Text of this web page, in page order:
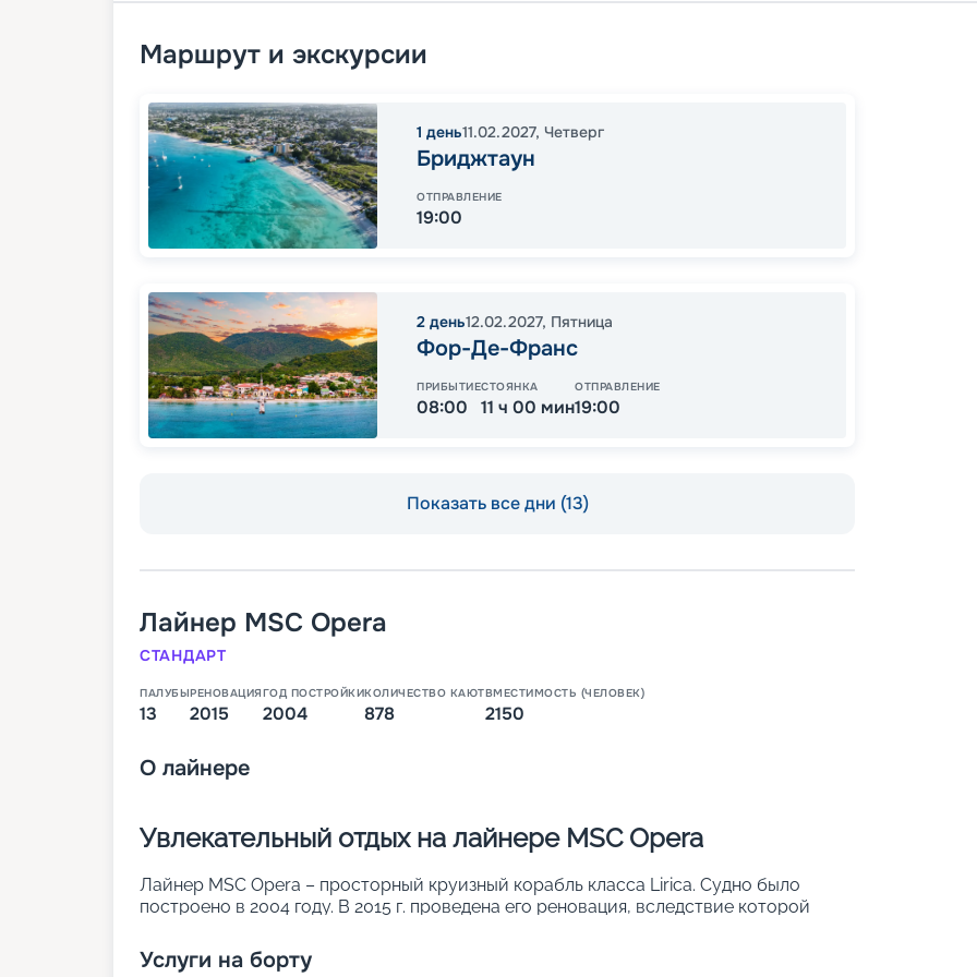
Маршрут и экскурсии
1 день11.02.2027, Четверг
Бриджтаун
ОТПРАВЛЕНИЕ
19:00
2 день12.02.2027, Пятница
Фор-Де-Франс
ПРИБЫТИЕ
08:00
СТОЯНКА
11 ч 00 мин
ОТПРАВЛЕНИЕ
19:00
Показать все дни (13)
Лайнер MSC Opera
СТАНДАРТ
ПАЛУБЫ
13
РЕНОВАЦИЯ
2015
ГОД ПОСТРОЙКИ
2004
КОЛИЧЕСТВО КАЮТ
878
ВМЕСТИМОСТЬ (ЧЕЛОВЕК)
2150
О лайнере
Увлекательный отдых на лайнере MSC Opera
Лайнер MSC Opera – просторный круизный корабль класса Lirica. Судно было
построено в 2004 году. В 2015 г. проведена его реновация, вследствие которой
Продуманные дизайны сделали лайнер похожим на роскошный плавучий 5-
звездочный отель. Основные параметры:
Услуги на борту